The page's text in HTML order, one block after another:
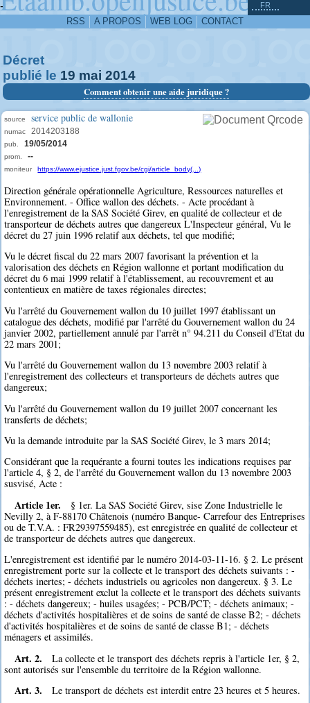
-
RSS A PROPOS WEB LOG CONTACT
FR
Décret
publié le 19 mai 2014
Comment obtenir une aide juridique ?
source service public de wallonie
numac 2014203188
pub. 19/05/2014
prom. --
moniteur https://www.ejustice.just.fgov.be/cgi/article_body(...)
Direction générale opérationnelle Agriculture, Ressources naturelles et
Environnement. - Office wallon des déchets. - Acte procédant à
l'enregistrement de la SAS Société Girev, en qualité de collecteur et de
transporteur de déchets autres que dangereux L'Inspecteur général, Vu le
décret du 27 juin 1996 relatif aux déchets, tel que modifié;
Vu le décret fiscal du 22 mars 2007 favorisant la prévention et la
valorisation des déchets en Région wallonne et portant modification du
décret du 6 mai 1999 relatif à l'établissement, au recouvrement et au
contentieux en matière de taxes régionales directes;
Vu l'arrêté du Gouvernement wallon du 10 juillet 1997 établissant un
catalogue des déchets, modifié par l'arrêté du Gouvernement wallon du 24
janvier 2002, partiellement annulé par l'arrêt n° 94.211 du Conseil d'Etat du
22 mars 2001;
Vu l'arrêté du Gouvernement wallon du 13 novembre 2003 relatif à
l'enregistrement des collecteurs et transporteurs de déchets autres que
dangereux;
Vu l'arrêté du Gouvernement wallon du 19 juillet 2007 concernant les
transferts de déchets;
Vu la demande introduite par la SAS Société Girev, le 3 mars 2014;
Considérant que la requérante a fourni toutes les indications requises par
l'article 4, § 2, de l'arrêté du Gouvernement wallon du 13 novembre 2003
susvisé, Acte :
Article 1er.
§ 1er. La SAS Société Girev, sise Zone Industrielle le
Nevilly 2, à F-88170 Châtenois (numéro Banque- Carrefour des Entreprises
ou de T.V.A. : FR29397559485), est enregistrée en qualité de collecteur et
de transporteur de déchets autres que dangereux.
L'enregistrement est identifié par le numéro 2014-03-11-16. § 2. Le présent
enregistrement porte sur la collecte et le transport des déchets suivants : -
déchets inertes; - déchets industriels ou agricoles non dangereux. § 3. Le
présent enregistrement exclut la collecte et le transport des déchets suivants
: - déchets dangereux; - huiles usagées; - PCB/PCT; - déchets animaux; -
déchets d'activités hospitalières et de soins de santé de classe B2; - déchets
d'activités hospitalières et de soins de santé de classe B1; - déchets
ménagers et assimilés.
Art. 2.
La collecte et le transport des déchets repris à l'article 1er, § 2,
sont autorisés sur l'ensemble du territoire de la Région wallonne.
Art. 3. Le transport de déchets est interdit entre 23 heures et 5 heures.
^